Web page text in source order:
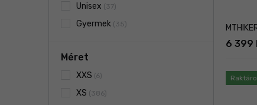
Unisex (37)
Gyermek (35)
Méret
XXS (6)
XS (386)
6 399